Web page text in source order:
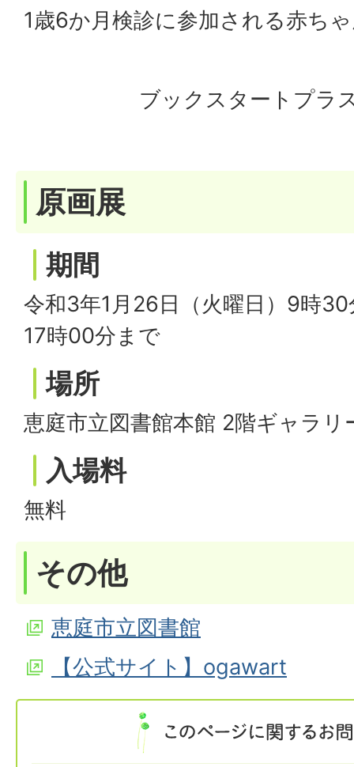
1歳6か月検診に参加される赤ち
ブックスタートプラ
原画展
期間
令和3年1月26日（火曜日）9時
17時00分まで
場所
恵庭市立図書館本館 2階ギャラリ
入場料
無料
その他
恵庭市立図書館
【公式サイト】ogawart